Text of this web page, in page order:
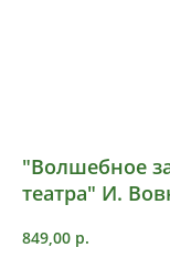
"Волшебное
театра" И.
849,00 р.